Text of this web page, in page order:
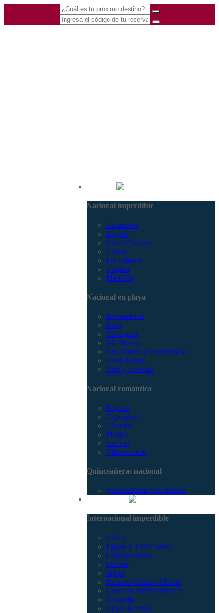
Nacional imperdible
Amazonas
Bogotá
Caño Cristales
Chocó
Eje cafetero
Guajira
Medellín
Nacional en playa
Barranquilla
Barú
Cartagena
Isla Múcura
San Andrés y Providencia
Santa Marta
Tolú y coveñas
Nacional romántico
Boyacá
Capurganá
Girardot
Melgar
San Gil
Villavicencio
Quinceañeras nacional
Quinceañeras San Andrés
Internacional imperdible
Africa
Egipto y Tierra Santa
Estados unidos
Europa
Japón
Parques Orlando Florida
Cruceros internacionales
Tailandia
Viajes Baratos